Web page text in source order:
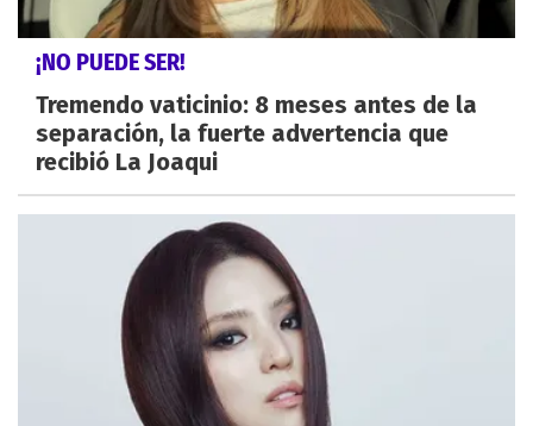
¡NO PUEDE SER!
Tremendo vaticinio: 8 meses antes de la
separación, la fuerte advertencia que
recibió La Joaqui